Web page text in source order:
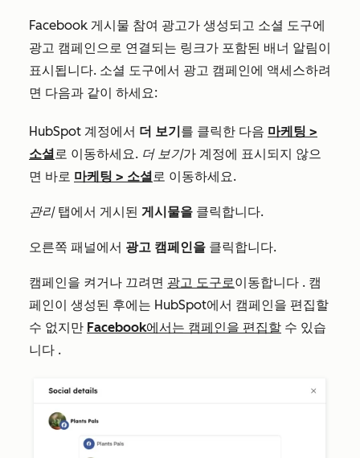
Facebook 게시물 참여 광고가 생성되고 소셜 도구에
광고 캠페인으로 연결되는 링크가 포함된 배너 알림이
표시됩니다. 소셜 도구에서 광고 캠페인에 액세스하려
면 다음과 같이 하세요:
HubSpot 계정에서 더 보기를 클릭한 다음 마케팅 >
소셜로 이동하세요. 더 보기가 계정에 표시되지 않으
면 바로 마케팅 > 소셜로 이동하세요.
관리 탭에서 게시된 게시물을 클릭합니다.
오른쪽 패널에서 광고 캠페인을 클릭합니다.
캠페인을 켜거나 끄려면 광고 도구로이동합니다 . 캠
페인이 생성된 후에는 HubSpot에서 캠페인을 편집할
수 없지만 Facebook에서는 캠페인을 편집할 수 있습
니다 .